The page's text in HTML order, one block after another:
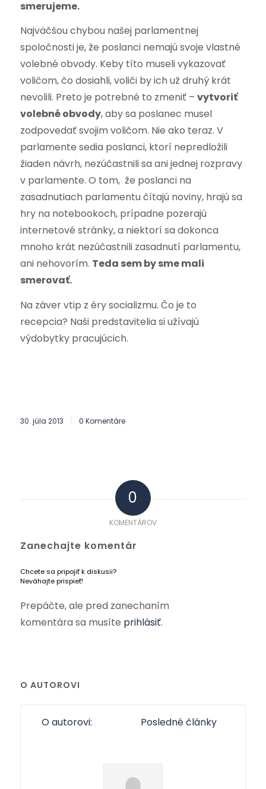
smerujeme.
Najväčšou chybou našej parlamentnej
spoločnosti je, že poslanci nemajú svoje vlastné
volebné obvody. Keby títo museli vykazovať
voličom, čo dosiahli, voliči by ich už druhý krát
nevolili. Preto je potrebné to zmeniť – vytvoriť
volebné obvody, aby sa poslanec musel
zodpovedať svojim voličom. Nie ako teraz. V
parlamente sedia poslanci, ktorí nepredložili
žiaden návrh, nezúčastnili sa ani jednej rozpravy
v parlamente. O tom, že poslanci na
zasadnutiach parlamentu čítajú noviny, hrajú sa
hry na notebookoch, prípadne pozerajú
internetové stránky, a niektorí sa dokonca
mnoho krát nezúčastnili zasadnutí parlamentu,
ani nehovorím. Teda sem by sme mali
smerovať.
Na záver vtip z éry socializmu. Čo je to
recepcia? Naši predstavitelia si užívajú
výdobytky pracujúcich.
30. júla 2013 / 0 Komentáre
0
KOMENTÁROV
Zanechajte komentár
Chcete sa pripojiť k diskusii?
Neváhajte prispieť!
Prepáčte, ale pred zanechaním
komentára sa musíte prihlásiť.
O AUTOROVI
O autorovi: Posledné články